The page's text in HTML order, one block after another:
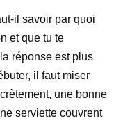
il savoir par quoi
et que tu te
réponse est plus
il faut miser
une bonne
serviette couvrent